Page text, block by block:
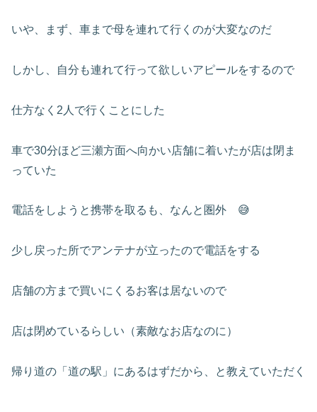
いや、まず、車まで母を連れて行くのが大変なのだ
しかし、自分も連れて行って欲しいアピールをするので
仕方なく2人で行くことにした
車で30分ほど三瀬方面へ向かい店舗に着いたが店は閉ま
っていた
電話をしようと携帯を取るも、なんと圏外 😅
少し戻った所でアンテナが立ったので電話をする
店舗の方まで買いにくるお客は居ないので
店は閉めているらしい（素敵なお店なのに）
帰り道の「道の駅」にあるはずだから、と教えていただく